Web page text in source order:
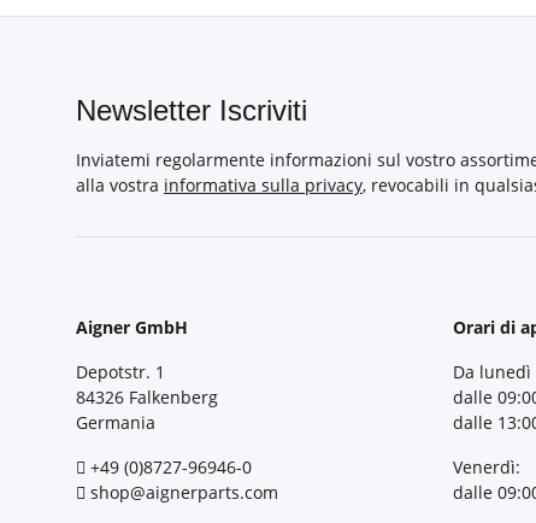
Newsletter Iscriviti
Inviatemi regolarmente informazioni sul vostro
alla vostra informativa sulla privacy, revocabili in
Aigner GmbH
Depotstr. 1
84326 Falkenberg
Germania
+49 (0)8727-96946-0
shop@aignerparts.com
Orari di
Da lunedì
dalle
dalle
Venerdì:
dalle